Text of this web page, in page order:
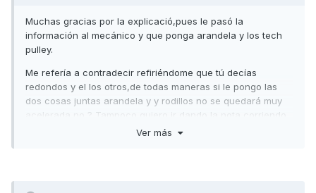
Muchas gracias por la explicació,pues le pasó la
información al mecánico y que ponga arandela y los tech
pulley.
Me refería a contradecir refiriéndome que tú decías
redondos y el los otros,de todas maneras si le pongo las
dos cosas juntas arandela y y rodillos no se quedará muy
acelerada no ? Tampoco quiero ir dando la nota corriendo
a 50 kilometros jajaja ni que afecte a nada de la mecánica
Ver más